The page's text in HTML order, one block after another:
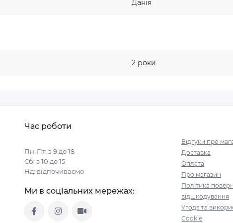
Данія
2 роки
Час роботи
Пн-Пт: з 9 до 18
Сб: з 10 до 15
Нд: відпочиваємо
Ми в соціальних мережах:
Відгуки про
Доставка
Оплата
Про магазин
Політика
відшкодування
Угода та
Cookie